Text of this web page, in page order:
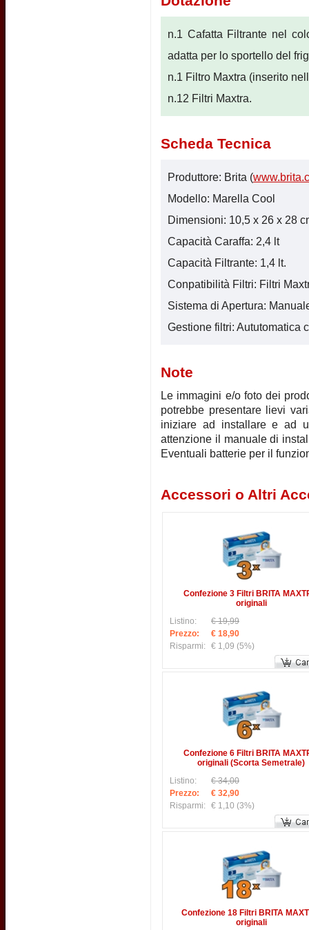
n.1 Cafatta Filtrante nel
adatta per lo sportello del
n.1 Filtro Maxtra (inserito
n.12 Filtri Maxtra.
Scheda Tecnica
Produttore: Brita (
Modello: Marella Cool
Dimensioni: 10,5 x 26 x 28
Capacità Caraffa: 2,4 lt
Capacità Filtrante: 1,4 lt.
Conpatibilità Filtri: Filtri
Sistema di Apertura:
Gestione filtri: Aututomatica
Note
Le immagini e/o foto dei
potrebbe presentare lievi
iniziare ad installare e ad
attenzione il manuale di
Eventuali batterie per il
Accessori o Altri
Confezione 3 Filtri BRITA
originali
Listino:
€ 19,99
Prezzo:
€ 18,90
Risparmi: € 1,09 (5%)
Confezione 6 Filtri BRITA
originali (Scorta Semetrale)
Listino:
€ 34,00
Prezzo:
€ 32,90
Risparmi: € 1,10 (3%)
Confezione 18 Filtri BRITA
originali